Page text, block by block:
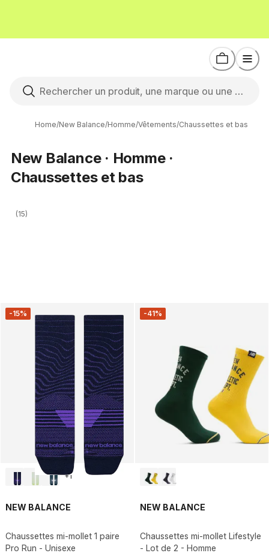
Home/New Balance/Homme/Vêtements/Chaussettes et bas
New Balance · Homme ·
Chaussettes et bas
(15)
-15%
+1
NEW BALANCE
Chaussettes mi-mollet 1 paire
Pro Run - Unisexe
-41%
NEW BALANCE
Chaussettes mi-mollet Lifestyle
- Lot de 2 - Homme